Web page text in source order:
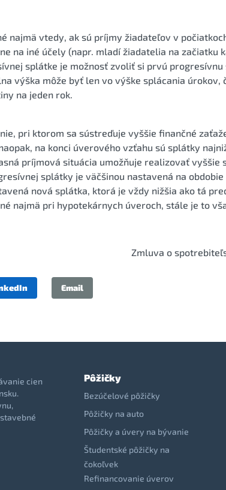
najmä vtedy, ak sú príjmy žiadateľov v
na iné účely (napr. mladí žiadatelia na začiatku
splátke je možnosť zvoliť si prvú progresívnu
výška môže byť len vo výške splácania úrokov,
na jeden rok.
pri ktorom sa sústreďuje vyššie finančné
na konci úverového vzťahu sú splátky
príjmová situácia umožňuje realizovať vyššie
splátky je väčšinou nastavená na obdobie
nová splátka, ktorá je vždy nižšia ako tá
najmä pri hypotekárnych úveroch, stále je to
Zmluva o
Email
Pôžičky
Bezúčelové pôžičky
Pôžičky na auto
Pôžičky a úvery na bývanie
Študentské pôžičky na
čokoľvek
Refinancovanie úverov
cien